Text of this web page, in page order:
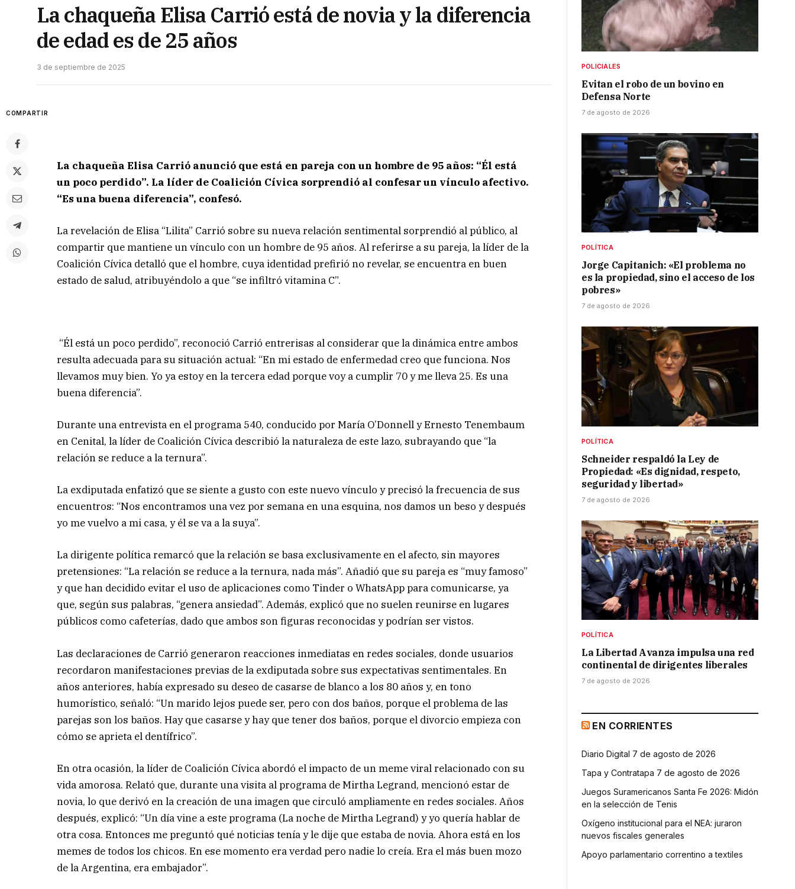
La chaqueña Elisa Carrió está de novia y la diferencia
de edad es de 25 años
3 de septiembre de 2025
COMPARTIR
La chaqueña Elisa Carrió anunció que está en pareja con un hombre de 95 años: “Él está
un poco perdido”. La líder de Coalición Cívica sorprendió al confesar un vínculo afectivo.
“Es una buena diferencia”, confesó.
La revelación de Elisa “Lilita” Carrió sobre su nueva relación sentimental sorprendió al público, al
compartir que mantiene un vínculo con un hombre de 95 años. Al referirse a su pareja, la líder de la
Coalición Cívica detalló que el hombre, cuya identidad prefirió no revelar, se encuentra en buen
estado de salud, atribuyéndolo a que “se infiltró vitamina C”.
“Él está un poco perdido”, reconoció Carrió entrerisas al considerar que la dinámica entre ambos
resulta adecuada para su situación actual: “En mi estado de enfermedad creo que funciona. Nos
llevamos muy bien. Yo ya estoy en la tercera edad porque voy a cumplir 70 y me lleva 25. Es una
buena diferencia”.
Durante una entrevista en el programa 540, conducido por María O’Donnell y Ernesto Tenembaum
en Cenital, la líder de Coalición Cívica describió la naturaleza de este lazo, subrayando que “la
relación se reduce a la ternura”.
La exdiputada enfatizó que se siente a gusto con este nuevo vínculo y precisó la frecuencia de sus
encuentros: “Nos encontramos una vez por semana en una esquina, nos damos un beso y después
yo me vuelvo a mi casa, y él se va a la suya”.
La dirigente política remarcó que la relación se basa exclusivamente en el afecto, sin mayores
pretensiones: “La relación se reduce a la ternura, nada más”. Añadió que su pareja es “muy famoso”
y que han decidido evitar el uso de aplicaciones como Tinder o WhatsApp para comunicarse, ya
que, según sus palabras, “genera ansiedad”. Además, explicó que no suelen reunirse en lugares
públicos como cafeterías, dado que ambos son figuras reconocidas y podrían ser vistos.
Las declaraciones de Carrió generaron reacciones inmediatas en redes sociales, donde usuarios
recordaron manifestaciones previas de la exdiputada sobre sus expectativas sentimentales. En
años anteriores, había expresado su deseo de casarse de blanco a los 80 años y, en tono
humorístico, señaló: “Un marido lejos puede ser, pero con dos baños, porque el problema de las
parejas son los baños. Hay que casarse y hay que tener dos baños, porque el divorcio empieza con
cómo se aprieta el dentífrico”.
En otra ocasión, la líder de Coalición Cívica abordó el impacto de un meme viral relacionado con su
vida amorosa. Relató que, durante una visita al programa de Mirtha Legrand, mencionó estar de
novia, lo que derivó en la creación de una imagen que circuló ampliamente en redes sociales. Años
después, explicó: “Un día vine a este programa (La noche de Mirtha Legrand) y yo quería hablar de
otra cosa. Entonces me preguntó qué noticias tenía y le dije que estaba de novia. Ahora está en los
memes de todos los chicos. En ese momento era verdad pero nadie lo creía. Era el más buen mozo
de la Argentina, era embajador”.
POLICIALES
Evitan el robo de un bovino en
Defensa Norte
7 de agosto de 2026
POLÍTICA
Jorge Capitanich: «El problema no
es la propiedad, sino el acceso de los
pobres»
7 de agosto de 2026
POLÍTICA
Schneider respaldó la Ley de
Propiedad: «Es dignidad, respeto,
seguridad y libertad»
7 de agosto de 2026
POLÍTICA
La Libertad Avanza impulsa una red
continental de dirigentes liberales
7 de agosto de 2026
EN CORRIENTES
Diario Digital 7 de agosto de 2026
Tapa y Contratapa 7 de agosto de 2026
Juegos Suramericanos Santa Fe 2026: Midón
en la selección de Tenis
Oxígeno institucional para el NEA: juraron
nuevos fiscales generales
Apoyo parlamentario correntino a textiles